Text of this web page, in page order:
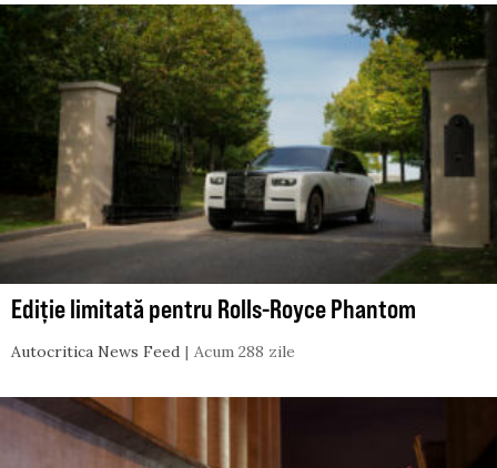
Ediție limitată pentru Rolls-Royce Phantom
Autocritica News Feed Acum 288 zile